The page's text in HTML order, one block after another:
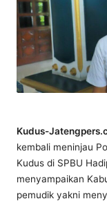
Kudus-
kembali meninjau
Kudus di SPBU
menyampaikan
pemudik yakni